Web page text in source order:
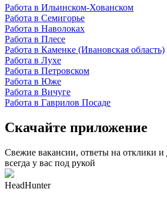
Работа в Ильинском-Хованском
Работа в Семигорье
Работа в Наволоках
Работа в Плесе
Работа в Каменке (Ивановская область)
Работа в Лухе
Работа в Петровском
Работа в Юже
Работа в Вичуге
Работа в Гаврилов Посаде
Скачайте приложение
Свежие вакансии, ответы на отклики
всегда у вас под рукой
HeadHunter